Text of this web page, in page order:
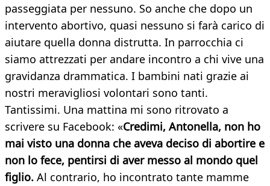
passeggiata per nessuno. So anche che dopo un
intervento abortivo, quasi nessuno si farà carico di
aiutare quella donna distrutta. In parrocchia ci
siamo attrezzati per andare incontro a chi vive una
gravidanza drammatica. I bambini nati grazie ai
nostri meravigliosi volontari sono tanti.
Tantissimi. Una mattina mi sono ritrovato a
scrivere su Facebook: «Credimi, Antonella, non ho
mai visto una donna che aveva deciso di abortire e
non lo fece, pentirsi di aver messo al mondo quel
figlio. Al contrario, ho incontrato tante mamme